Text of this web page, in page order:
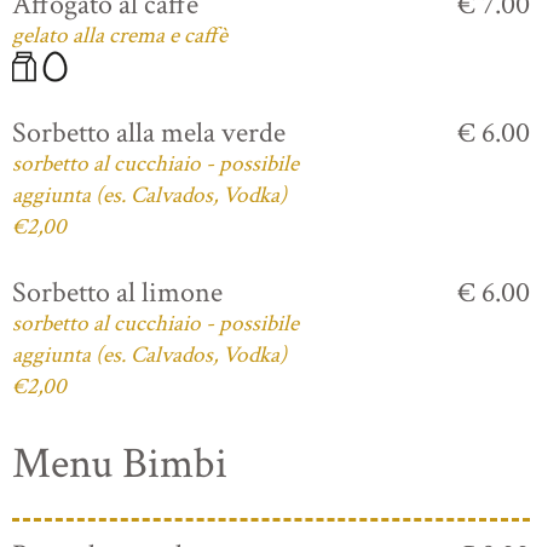
gelato alla crema e caffè
Sorbetto alla mela verde
sorbetto al cucchiaio - possibile
aggiunta (es. Calvados, Vodka)
€2,00
€ 6.00
Sorbetto al limone
sorbetto al cucchiaio - possibile
aggiunta (es. Calvados, Vodka)
€2,00
€ 6.00
Menu Bimbi